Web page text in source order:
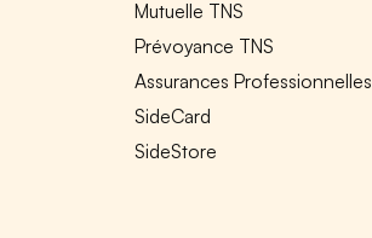
Mutuelle TNS
Prévoyance TNS
Assurances Professionnelles
SideCard
SideStore